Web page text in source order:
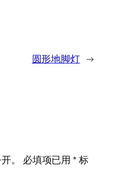
圆形地脚灯 →
。
必填项已用*标